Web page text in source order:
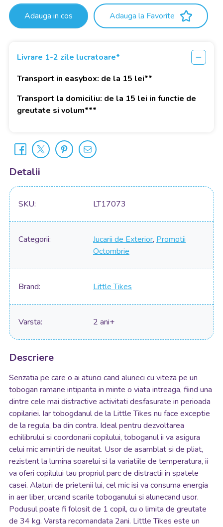
Adauga in cos Adauga la Favorite
Livrare 1-2 zile lucratoare*
Transport in easybox: de la 15 lei**
Transport la domiciliu: de la 15 lei in functie de
greutate si volum***
Detalii
SKU LT17073
Categorii Jucarii de Exterior, Promotii
Octombrie
Brand Little Tikes
Varsta 2 ani+
Descriere
Senzatia pe care o ai atunci cand aluneci cu viteza pe un
tobogan ramane intiparita in minte o viata intreaga, fiind una
dintre cele mai distractive activitati desfasurate in perioada
copilariei. Iar tobogdanul de la Little Tikes nu face exceptie
de la regula, ba din contra. Ideal pentru dezvoltarea
echilibrului si coordonarii copilului, toboganul ii va asigura
celui mic amintiri de neuitat. Usor de asamblat si de pliat,
rezistent la lumina soarelui si la variatiile de temperatura, ii
va oferi copilului tau propriul parc de distractii in spatele
casei. Alaturi de prietenii lui, cel mic isi va consuma energia
in aer liber, urcand scarile toboganului si alunecand usor.
Podusul poate fi folosit de 1 copil, cu o limita de greutate
de 34 kg. Varsta recomandata 2ani. Little Tikes este un